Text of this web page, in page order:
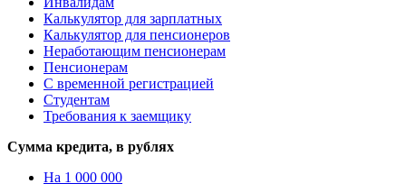
Калькулятор для зарплатных
Калькулятор для пенсионеров
Неработающим пенсионерам
Пенсионерам
С временной регистрацией
Студентам
Требования к заемщику
Сумма кредита, в рублях
На 1 000 000